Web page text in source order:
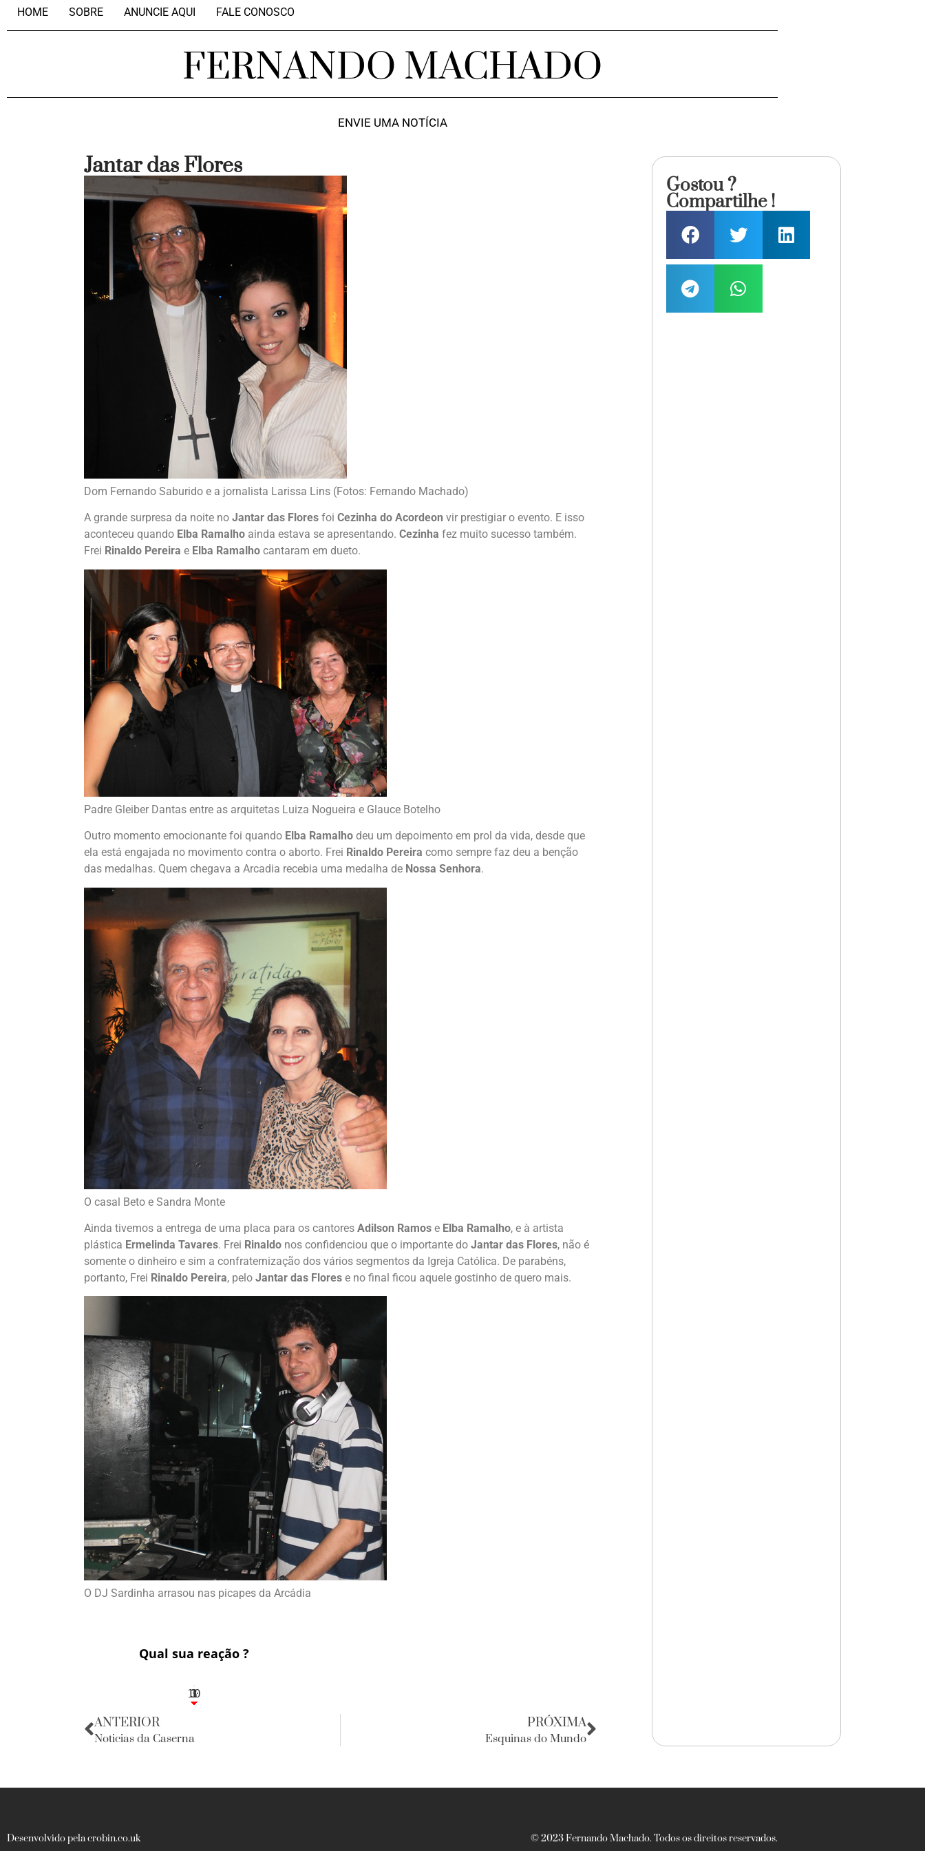
HOME SOBRE ANUNCIE AQUI FALE CONOSCO
FERNANDO MACHADO
ENVIE UMA NOTÍCIA
Jantar das Flores
Dom Fernando Saburido e a jornalista Larissa Lins (Fotos: Fernando Machado)
A grande surpresa da noite no Jantar das Flores foi Cezinha do Acordeon vir prestigiar o evento. E isso
aconteceu quando Elba Ramalho ainda estava se apresentando. Cezinha fez muito sucesso também.
Frei Rinaldo Pereira e Elba Ramalho cantaram em dueto.
Padre Gleiber Dantas entre as arquitetas Luiza Nogueira e Glauce Botelho
Outro momento emocionante foi quando Elba Ramalho deu um depoimento em prol da vida, desde que
ela está engajada no movimento contra o aborto. Frei Rinaldo Pereira como sempre faz deu a benção
das medalhas. Quem chegava a Arcadia recebia uma medalha de Nossa Senhora.
O casal Beto e Sandra Monte
Ainda tivemos a entrega de uma placa para os cantores Adilson Ramos e Elba Ramalho, e à artista
plástica Ermelinda Tavares. Frei Rinaldo nos confidenciou que o importante do Jantar das Flores, não é
somente o dinheiro e sim a confraternização dos vários segmentos da Igreja Católica. De parabéns,
portanto, Frei Rinaldo Pereira, pelo Jantar das Flores e no final ficou aquele gostinho de quero mais.
O DJ Sardinha arrasou nas picapes da Arcádia
Qual sua reação ?
3
1
1
3
10
ANTERIOR
Noticias da Caserna
PRÓXIMA
Esquinas do Mundo
Gostou ?
Compartilhe !
Desenvolvido pela crobin.co.uk © 2023 Fernando Machado. Todos os direitos reservados.